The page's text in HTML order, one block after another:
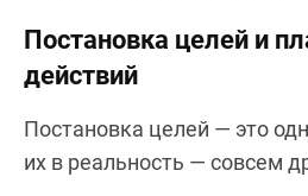
Постановка целей и
действий
Постановка целей — это
их в реальность — совсем